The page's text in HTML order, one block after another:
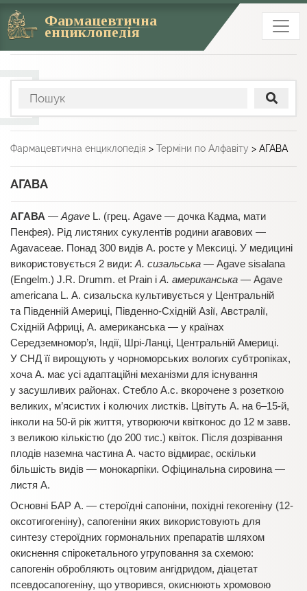
Фармацевтична
енциклопедія
Фармацевтична енциклопедія > Терміни по Алфавіту > АГАВА
АГАВА
АГАВА — Agave L. (грец. Agave — дочка Кадма, мати
Пенфея). Рід листяних сукулентів родини агавових —
Agavaceae. Понад 300 видів А. росте у Мексиці. У медицині
використовується 2 види: А. сизальська — Agave sisalana
(Engelm.) J.R. Drumm. et Prain і А. американська — Agave
americana L. А. сизальска культивується у Центральній
та Південній Америці, Південно-Східній Азії, Австралії,
Східній Африці, А. американська — у країнах
Середземномор’я, Індії, Шрі-Ланці, Центральній Америці.
У СНД її вирощують у чорноморських вологих субтропіках,
хоча А. має усі адаптаційні механізми для існування
у засушливих районах. Стебло А.с. вкорочене з розеткою
великих, м’ясистих і колючих листків. Цвітуть А. на 6–15-й,
інколи на 50-й рік життя, утворюючи квітконос до 12 м завв.
з великою кількістю (до 200 тис.) квіток. Після дозрівання
плодів наземна частина А. часто відмирає, оскільки
більшість видів — монокарпіки. Офіцинальна сировина —
листя А.
Основні БАР А. — стероїдні сапоніни, похідні гекогеніну (12-
оксотигогеніну), сапогеніни яких використовують для
синтезу стероїдних гормональних препаратів шляхом
окиснення спірокетального угруповання за схемою:
сапогенін обробляють оцтовим ангідридом, діацетат
псевдосапогеніну, що утворився, окиснюють хромовою